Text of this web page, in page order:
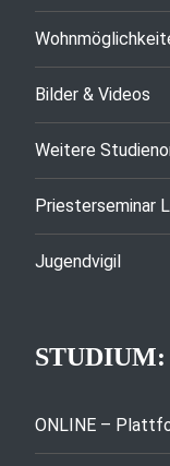
Bilder & Videos
Weitere
Priesterseminar
Jugendvigil
STUDIUM:
ONLINE –